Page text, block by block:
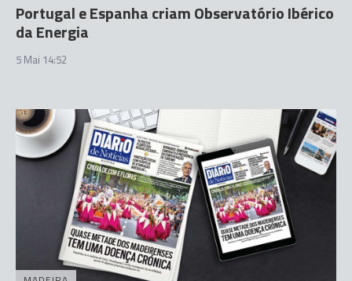
Portugal e Espanha criam Observatório Ibérico
da Energia
5 Mai 14:52